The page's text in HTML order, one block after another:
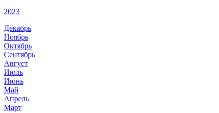
2023
Декабрь
Ноябрь
Октябрь
Сентябрь
Август
Июль
Июнь
Май
Апрель
Март